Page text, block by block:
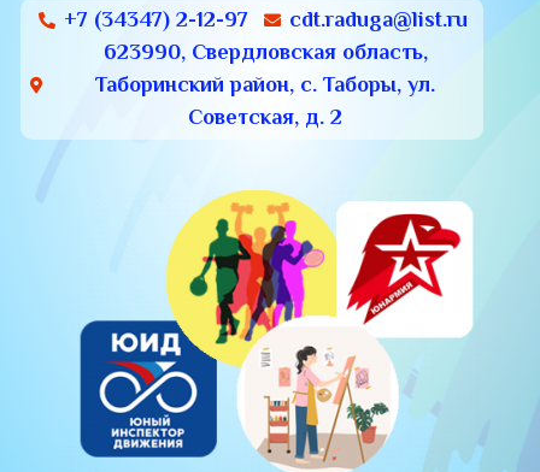
+7 (34347) 2-12-97
cdt.raduga@list.ru
623990, Свердловская область,
Таборинский район, с. Таборы, ул.
Советская, д. 2